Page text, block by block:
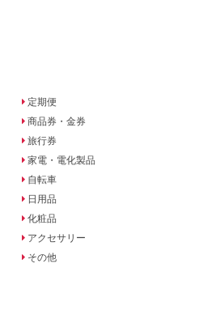
定期便
商品券・金券
旅行券
家電・電化製品
自転車
日用品
化粧品
アクセサリー
その他